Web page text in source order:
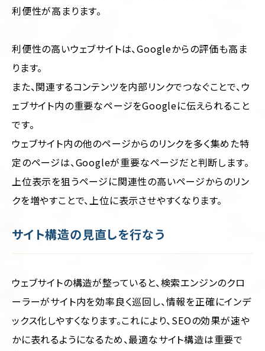
利便性が高まります。
利便性の高いウェブサイトは、Googleからの評価も高ま
ります。
また、関連するコンテンツを内部リンクでつなぐことで、ウ
ェブサイト内の重要なページをGoogleに伝えられること
です。
ウェブサイト内の他のページからのリンクを多く集めた特
定のページは、Googleが重要なページだと判断します。
上位表示を狙うページに関連性の高いページからのリン
クを増やすことで、上位に表示させやすくなります。
サイト構造の見直しを行なう
ウェブサイトの構造が整っていると、検索エンジンのクロ
ーラーがサイト内を効率良く巡回し、情報を正確にインデ
ックス化しやすくなります。これにより、SEOの効果が速や
かに表れるようになるため、最適なサイト構造は重要で